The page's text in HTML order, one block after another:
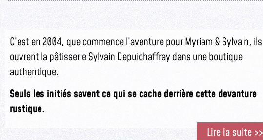
C’est en 2004, que commence l’aventure pour Myriam & Sylvain, ils
ouvrent la pâtisserie Sylvain Depuichaffray dans une boutique
authentique.
Seuls les initiés savent ce qui se cache derrière cette devanture
rustique.
Lire la suite >>